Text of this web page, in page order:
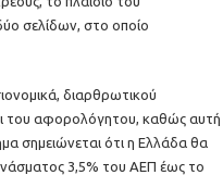
σελίδων, στο οποίο
διαρθρωτικού
του αφορολόγητου, καθώς αυτή
σημειώνεται ότι η Ελλάδα θα
3,5% του ΑΕΠ έως το